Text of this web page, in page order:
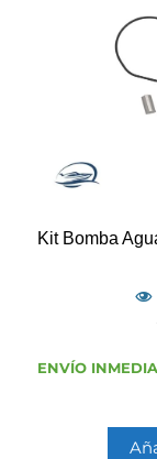
Kit Bomba
ENVÍO